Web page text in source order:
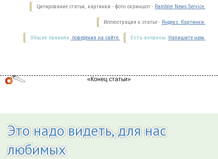
Цитирование статьи, картинки - фото скриншот - Rambler News Service.
Иллюстрация к статье - Яндекс. Картинки.
Есть вопросы. Напишите нам.
Общие правила поведения на сайте.
Это надо видеть, для нас
любимых